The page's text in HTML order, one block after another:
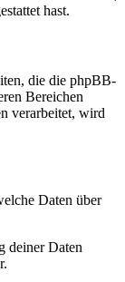
hast.
die die phpBB-
Bereichen
verarbeitet, wird
Daten über
deiner Daten